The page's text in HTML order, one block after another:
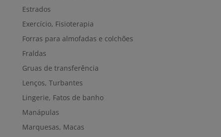
Estrados
Exercício, Fisioterapia
Forras para almofadas e colchões
Fraldas
Gruas de transferência
Lenços, Turbantes
Lingerie, Fatos de banho
Manápulas
Marquesas, Macas